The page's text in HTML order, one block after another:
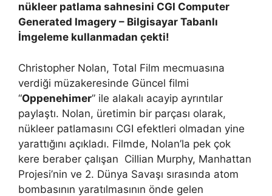
nükleer patlama sahnesini CGI Computer
Generated Imagery – Bilgisayar Tabanlı
İmgeleme kullanmadan çekti!
Christopher Nolan, Total Film mecmuasına
verdiği müzakeresinde Güncel filmi
“Oppenehimer” ile alakalı acayip ayrıntılar
paylaştı. Nolan, üretimin bir parçası olarak,
nükleer patlamasını CGI efektleri olmadan yine
yarattığını açıkladı. Filmde, Nolan’la pek çok
kere beraber çalışan Cillian Murphy, Manhattan
Projesi’nin ve 2. Dünya Savaşı sırasında atom
bombasının yaratılmasının önde gelen